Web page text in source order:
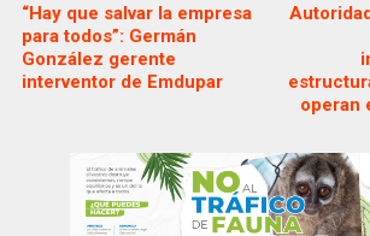
“Hay que salvar la empresa
para todos”: Germán
González gerente
interventor de Emdupar
operan